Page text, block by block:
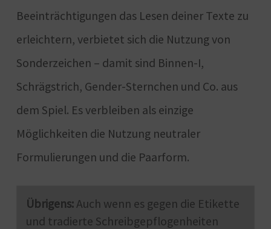
Beeinträchtigungen das Lesen deiner Texte zu
erleichtern, verbietet sich die Nutzung von
Sonderzeichen – damit sind Binnen-I,
Schrägstrich, Gender-Sternchen und Co. aus
dem Spiel. Es verbleiben als einzige
Möglichkeiten die Nutzung neutraler
Formulierungen und die Paarform.
Übrigens: Auch wenn es gegen die Etikette
und tradierte Schreibgepflogenheiten